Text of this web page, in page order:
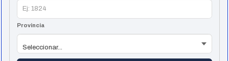
cantidad
Provincia